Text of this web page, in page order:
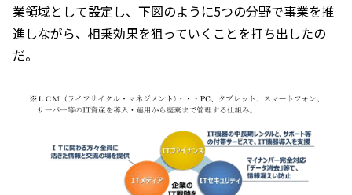
業領域として設定し、下図のように5つの分野で事業を推
進しながら、相乗効果を狙っていくことを打ち出したの
だ。